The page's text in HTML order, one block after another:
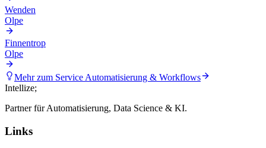
Wenden
Olpe
Finnentrop
Olpe
Mehr zum ServiceAutomatisierung & Workflows
Intellize;
Partner für Automatisierung, Data Science & KI.
Links